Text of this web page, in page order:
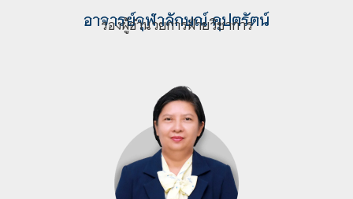
อาจารย์จุฬาลักษณ์ คุปตรัตน์
รองผู้อำนวยการฝ่ายวิชาการ